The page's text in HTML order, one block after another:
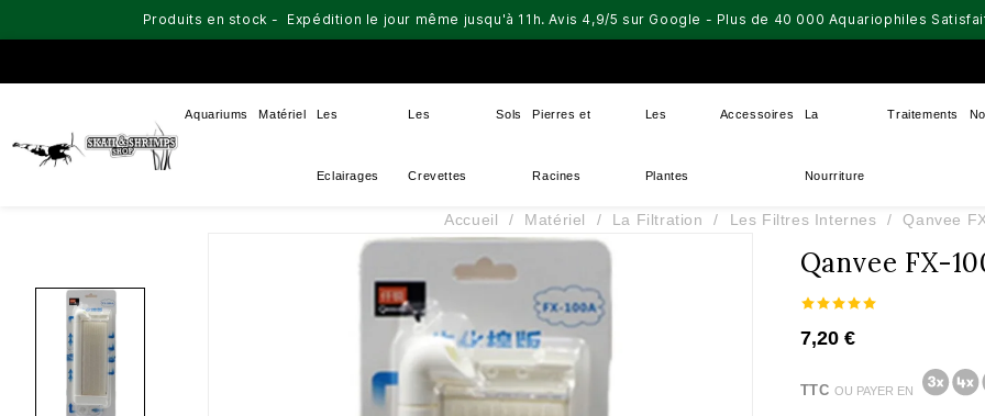
Produits en stock - Expédition le jour même jusqu'à 11h. Avis 4,9/5 sur Google - Plus de 40 000 Aquariophiles
Aquariums Matériel Les
Eclairages
Les
Crevettes
Sols Pierres et
Racines
Les
Plantes
Accessoires La
Nourriture
Traitements
Accueil Matériel La Filtration Les Filtres Internes Qanvee
Qanvee FX-
7,20 €
TTCOU PAYER EN